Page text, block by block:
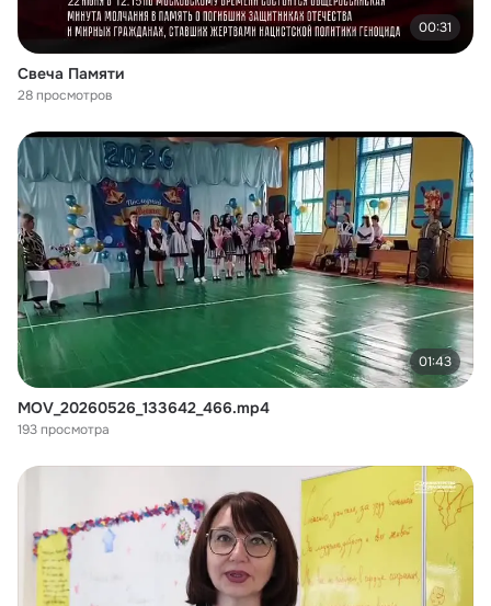
00:31
Свеча Памяти
28 просмотров
01:43
MOV_20260526_133642_466.mp4
193 просмотра